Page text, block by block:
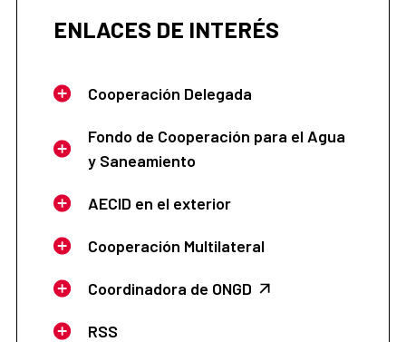
ENLACES DE INTERÉS
Cooperación Delegada
Fondo de Cooperación para el Agua
y Saneamiento
AECID en el exterior
Cooperación Multilateral
Coordinadora de ONGD
RSS